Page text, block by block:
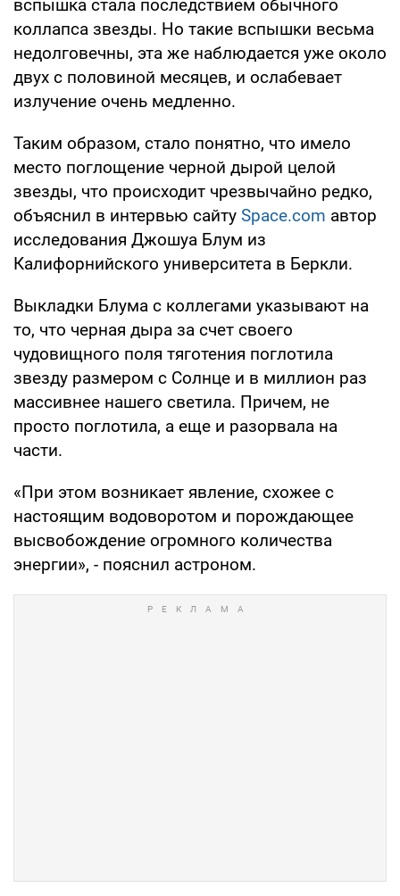
вспышка стала последствием обычного
коллапса звезды. Но такие вспышки весьма
недолговечны, эта же наблюдается уже около
двух с половиной месяцев, и ослабевает
излучение очень медленно.
Таким образом, стало понятно, что имело
место поглощение черной дырой целой
звезды, что происходит чрезвычайно редко,
объяснил в интервью сайту Space.com автор
исследования Джошуа Блум из
Калифорнийского университета в Беркли.
Выкладки Блума с коллегами указывают на
то, что черная дыра за счет своего
чудовищного поля тяготения поглотила
звезду размером с Солнце и в миллион раз
массивнее нашего светила. Причем, не
просто поглотила, а еще и разорвала на
части.
«При этом возникает явление, схожее с
настоящим водоворотом и порождающее
высвобождение огромного количества
энергии», - пояснил астроном.